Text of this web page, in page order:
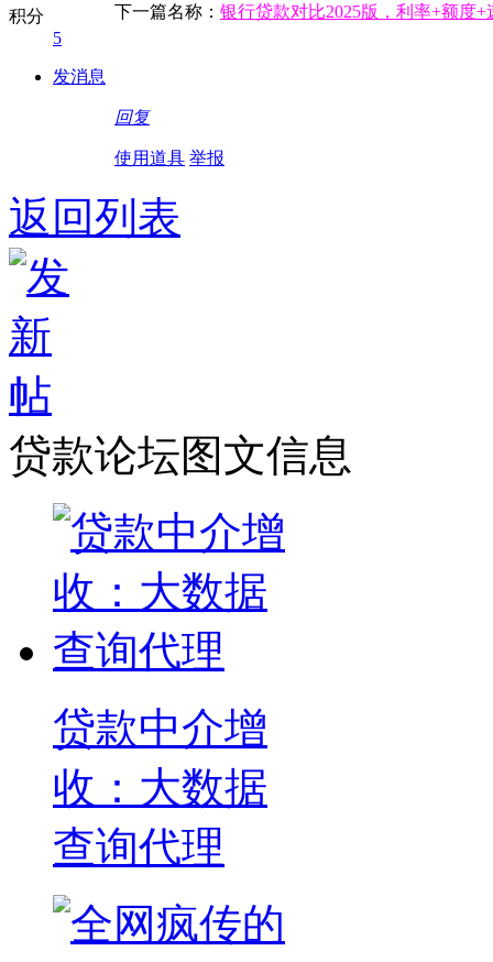
积分
5
发消息
下一篇名称： 银行贷款对比2025版，利率+额度
回复
使用道具 举报
返回列表
贷款论坛图文信息
贷款中介增
收：大数据
查询代理